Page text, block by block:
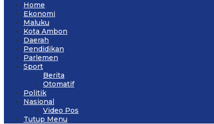
Home
Ekonomi
Maluku
Kota Ambon
Daerah
Pendidikan
Parlemen
Sport
Berita
Otomatif
Politik
Nasional
Video Pos
Tutup Menu